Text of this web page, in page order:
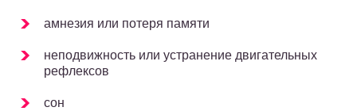
амнезия или потеря памяти
неподвижность или устранение двигательных
рефлексов
сон